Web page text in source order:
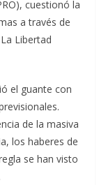
cuestionó la
a través de
Libertad
el guante con
de la masiva
los haberes de
se han visto